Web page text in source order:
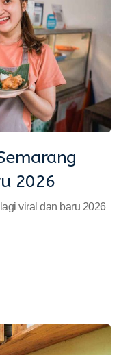
2026
viral dan baru 2026